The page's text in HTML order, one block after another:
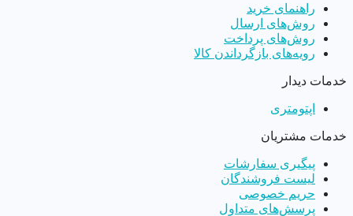
راهنمای خرید
روش‌های ارسال
روش‌های پرداخت
رویه‌های بازگرداندن کالا
خدمات دیدار
اپتومتری
خدمات مشتریان
پیگیری سفارشات
لیست فروشندگان
حریم خصوصی
پرسش‌های متداول